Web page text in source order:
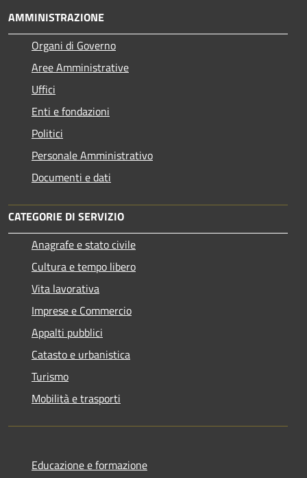
AMMINISTRAZIONE
Organi di Governo
Aree Amministrative
Uffici
Enti e fondazioni
Politici
Personale Amministrativo
Documenti e dati
CATEGORIE DI SERVIZIO
Anagrafe e stato civile
Cultura e tempo libero
Vita lavorativa
Imprese e Commercio
Appalti pubblici
Catasto e urbanistica
Turismo
Mobilità e trasporti
Educazione e formazione